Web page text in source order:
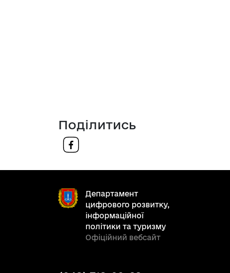
Поділитись
Департамент
цифрового розвитку,
інформаційної
політики та туризму
Офіційний вебсайт